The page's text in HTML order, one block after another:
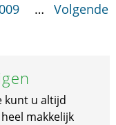
…
Volgende
kunt u altijd
makkelijk